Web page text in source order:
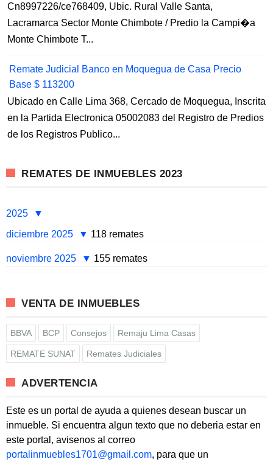
Cn8997226/ce768409, Ubic. Rural Valle Santa,
Lacramarca Sector Monte Chimbote / Predio la Campi�a
Monte Chimbote T...
Remate Judicial Banco en Moquegua de Casa Precio
Base $ 113200
Ubicado en Calle Lima 368, Cercado de Moquegua, Inscrita
en la Partida Electronica 05002083 del Registro de Predios
de los Registros Publico...
REMATES DE INMUEBLES 2023
2025
diciembre 2025
118 remates
noviembre 2025 155 remates
VENTA DE INMUEBLES
BBVA BCP Consejos Remaju Lima Casas
REMATE SUNAT Remates Judiciales
ADVERTENCIA
Este es un portal de ayuda a quienes desean buscar un
inmueble. Si encuentra algun texto que no deberia estar en
este portal, avisenos al correo
portalinmuebles1701@gmail.com, para que un